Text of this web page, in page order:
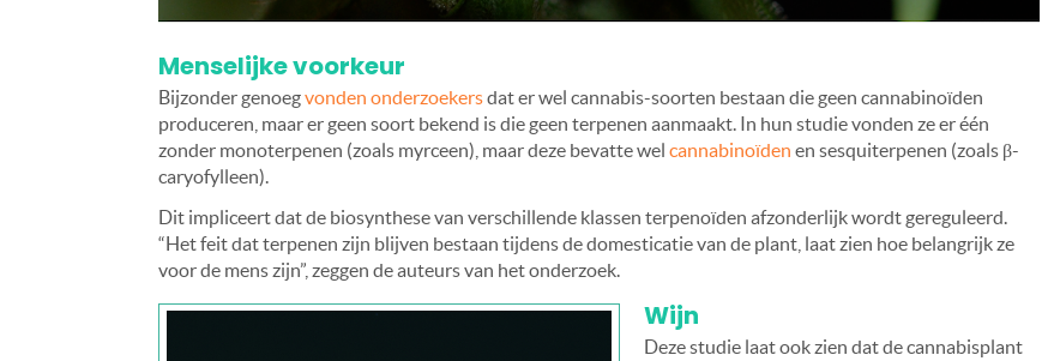
Menselijke voorkeur
Bijzonder genoegvonden onderzoekersdat er wel cannabis-soorten bestaan die geen cannabinoïden
produceren, maar er geen soort bekend is die geen terpenen aanmaakt. In hun studie vonden ze er één
zonder monoterpenen (zoals myrceen), maar deze bevatte wel cannabinoïden en sesquiterpenen (zoals β-
caryofylleen).
Dit impliceert dat de biosynthese van verschillende klassen terpenoïden afzonderlijk wordt gereguleerd.
“Het feit dat terpenen zijn blijven bestaan tijdens de domesticatie van de plant, laat zien hoe belangrijk ze
voor de mens zijn”, zeggen de auteurs van het onderzoek.
Wijn
Deze studie laat ook zien dat de cannabisplant